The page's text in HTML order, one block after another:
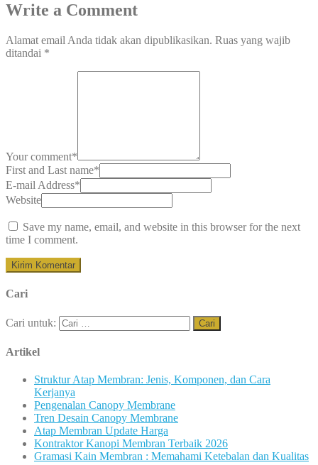
Write a Comment
Alamat email Anda tidak akan dipublikasikan. Ruas yang wajib
ditandai *
Your comment*
First and Last name*
E-mail Address*
Website
Save my name, email, and website in this browser for the next
time I comment.
Cari
Cari untuk:
Artikel
Struktur Atap Membran: Jenis, Komponen, dan Cara
Kerjanya
Pengenalan Canopy Membrane
Tren Desain Canopy Membrane
Atap Membran Update Harga
Kontraktor Kanopi Membran Terbaik 2026
Gramasi Kain Membran : Memahami Ketebalan dan Kualitas